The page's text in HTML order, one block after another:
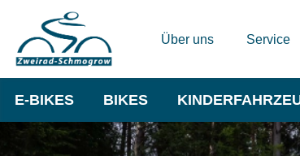
Über uns Service
E-BIKES BIKES